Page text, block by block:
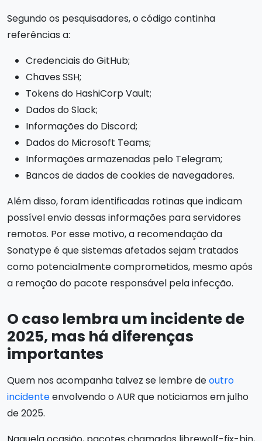
Segundo os pesquisadores, o código continha
referências a:
Credenciais do GitHub;
Chaves SSH;
Tokens do HashiCorp Vault;
Dados do Slack;
Informações do Discord;
Dados do Microsoft Teams;
Informações armazenadas pelo Telegram;
Bancos de dados de cookies de navegadores.
Além disso, foram identificadas rotinas que indicam
possível envio dessas informações para servidores
remotos. Por esse motivo, a recomendação da
Sonatype é que sistemas afetados sejam tratados
como potencialmente comprometidos, mesmo após
a remoção do pacote responsável pela infecção.
O caso lembra um incidente de
2025, mas há diferenças
importantes
Quem nos acompanha talvez se lembre deoutro
incidenteenvolvendo o AUR que noticiamos em julho
de 2025.